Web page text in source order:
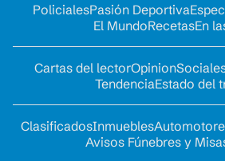
PolicialesPasión Deportiva
El MundoRecetasEn
Cartas del lectorOpinion
TendenciaEstado del
ClasificadosInmuebles
Avisos Fúnebres y